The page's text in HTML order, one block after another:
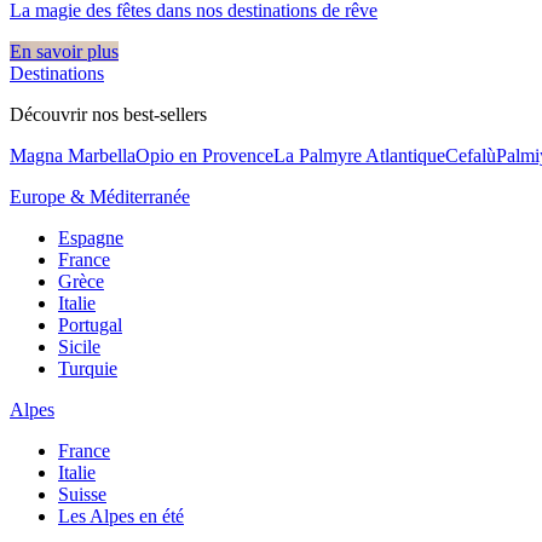
La magie des fêtes dans nos destinations de rêve​
En savoir plus
Destinations
Découvrir nos best-sellers
Magna MarbellaOpio en ProvenceLa Palmyre AtlantiqueCefalù
Europe & Méditerranée
Espagne
France
Grèce
Italie
Portugal
Sicile
Turquie
Alpes
France
Italie
Suisse
Les Alpes en été